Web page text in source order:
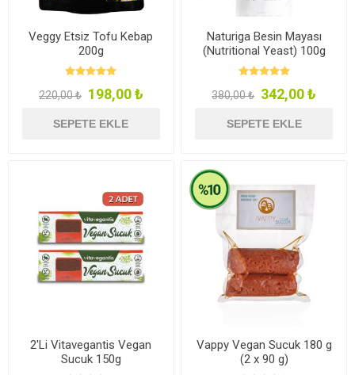
Veggy Etsiz Tofu Kebap
200g
220,00 ₺ 198,00 ₺
SEPETE EKLE
Naturiga Besin Mayası
(Nutritional Yeast) 100g
380,00 ₺ 342,00 ₺
SEPETE EKLE
2'Li Vitavegantis Vegan
Sucuk 150g
Vappy Vegan Sucuk 180 g
(2 x 90 g)